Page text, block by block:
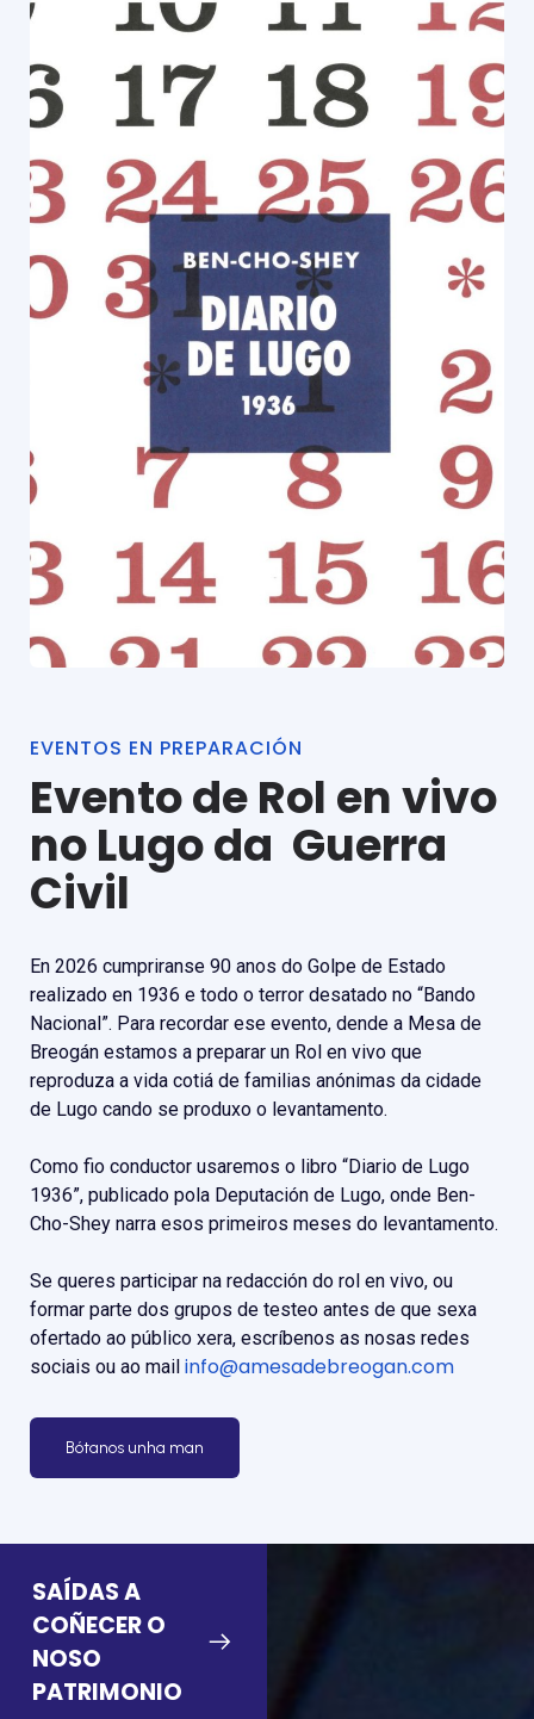
EVENTOS EN PREPARACIÓN
Evento de Rol en vivo
no Lugo da Guerra
Civil
En 2026 cumpriranse 90 anos do Golpe de Estado
realizado en 1936 e todo o terror desatado no “Bando
Nacional”. Para recordar ese evento, dende a Mesa de
Breogán estamos a preparar un Rol en vivo que
reproduza a vida cotiá de familias anónimas da cidade
de Lugo cando se produxo o levantamento.
Como fio conductor usaremos o libro “Diario de Lugo
1936”, publicado pola Deputación de Lugo, onde Ben-
Cho-Shey narra esos primeiros meses do levantamento.
Se queres participar na redacción do rol en vivo, ou
formar parte dos grupos de testeo antes de que sexa
ofertado ao público xera, escríbenos as nosas redes
sociais ou ao mail info@amesadebreogan.com
Bótanos unha man
SAÍDAS A
COÑECER O
NOSO
PATRIMONIO